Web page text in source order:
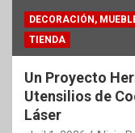
DECORACIÓN,
TIENDA
Un Proyecto
Utensilios de
Láser